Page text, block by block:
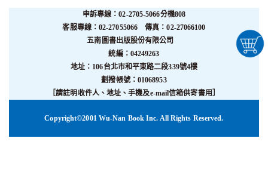
申訴專線：02-2705-5066分機808
客服專線：02-27055066 傳真：02-27066100
五南圖書出版股份有限公司
統編：04249263
地址：106台北市和平東路二段339號4樓
劃撥帳號：01068953
［請註明收件人、地址、手機及e-mail信箱供寄書用］
Copyright©2001 Wu-Nan Book Inc. All Rights Reserved.